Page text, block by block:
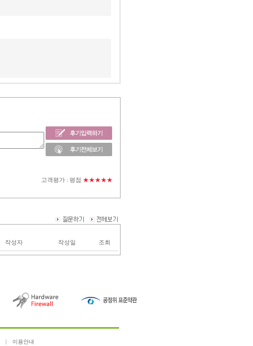
고객평가 : 평점 ★★★★★
작성자 작성일 조회
이용안내